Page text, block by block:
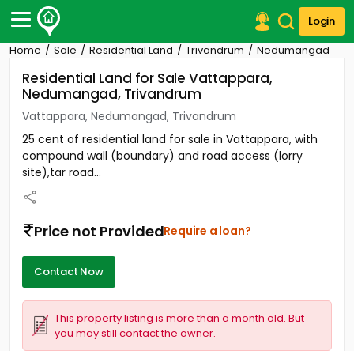
Login
Post Your Property
Post Your Requirement
Properties for Sale
Properties for Rent
Premium Projects
Finance Center
Our Services
Home Sale Residential Land Trivandrum Nedumangad
Residential Land for Sale Vattappara,
Nedumangad, Trivandrum
Vattappara, Nedumangad, Trivandrum
25 cent of residential land for sale in Vattappara, with
compound wall (boundary) and road access (lorry
site),tar road...
Price not ProvidedRequire a loan?
Contact Now
This property listing is more than a month old. But
you may still contact the owner.